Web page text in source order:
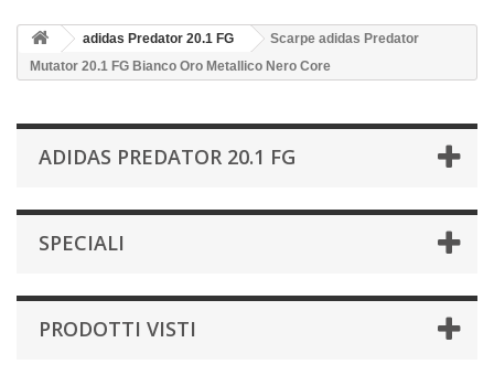
adidas Predator 20.1 FG
Scarpe adidas Predator
Mutator 20.1 FG Bianco Oro Metallico Nero Core
ADIDAS PREDATOR 20.1 FG
SPECIALI
PRODOTTI VISTI